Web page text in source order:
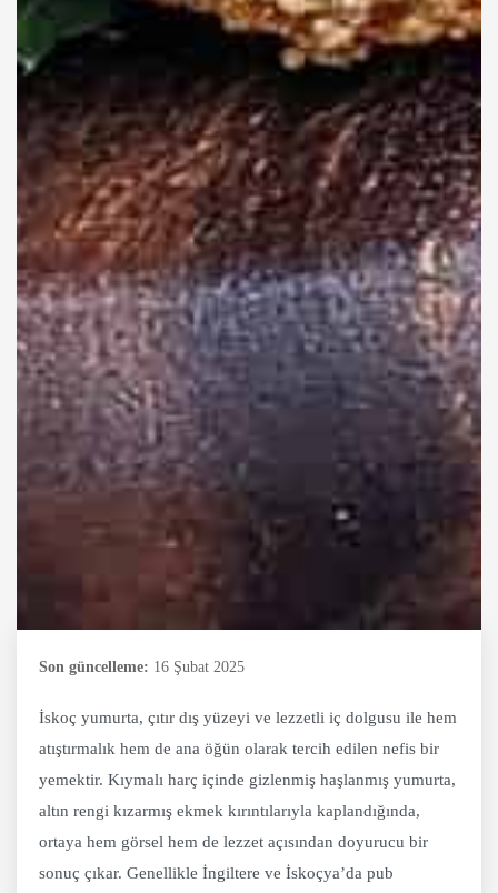
Son güncelleme: 16 Şubat 2025
İskoç yumurta, çıtır dış yüzeyi ve lezzetli iç dolgusu ile hem
atıştırmalık hem de ana öğün olarak tercih edilen nefis bir
yemektir. Kıymalı harç içinde gizlenmiş haşlanmış yumurta,
altın rengi kızarmış ekmek kırıntılarıyla kaplandığında,
ortaya hem görsel hem de lezzet açısından doyurucu bir
sonuç çıkar. Genellikle İngiltere ve İskoçya’da pub